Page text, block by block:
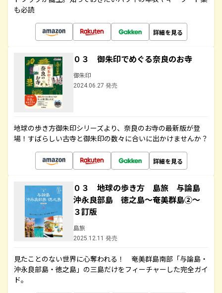
も必読
詳細を見る
０３ 御朱印でめぐる奈良のお寺
御朱印
2024.06.27 発売
地球の歩き方御朱印シリーズより、奈良のお寺の最新版が登
場！すばらしい古寺と御朱印の数々に合いに出かけませんか？
詳細を見る
０３ 地球の歩き方 島旅 与論島
沖永良部島 徳之島～奄美群島②～
３訂版
島旅
2025.12.11 発売
見たことのない世界に心奪われる！ 奄美群島南部「与論島・
沖永良部島・徳之島」の三島だけをフィーチャーした完全ガイ
ド。